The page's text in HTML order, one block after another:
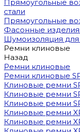
Прямоугольные
стали
Прямоугольные
Фасонные
Шумоизоляция
Ремни клиновые
Назад
Ремни клиновые
Ремни клиновые
Клиновые ремни
Клиновые ремни
Клиновые ремни
Клиновые ремни
Клиновые ремни